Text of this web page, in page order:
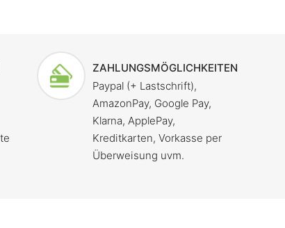
ZAHLUNGSMÖGLICHKEITEN
Paypal (+ Lastschrift),
AmazonPay, Google Pay,
Klarna, ApplePay,
Kreditkarten, Vorkasse per
Überweisung uvm.